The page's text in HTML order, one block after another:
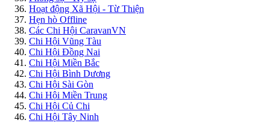
Hoạt động Xã Hội - Từ Thiện
Hẹn hò Offline
Các Chi Hội CaravanVN
Chi Hội Vũng Tàu
Chi Hội Đồng Nai
Chi Hội Miền Bắc
Chi Hội Bình Dương
Chi Hội Sài Gòn
Chi Hội Miền Trung
Chi Hội Củ Chi
Chi Hội Tây Ninh